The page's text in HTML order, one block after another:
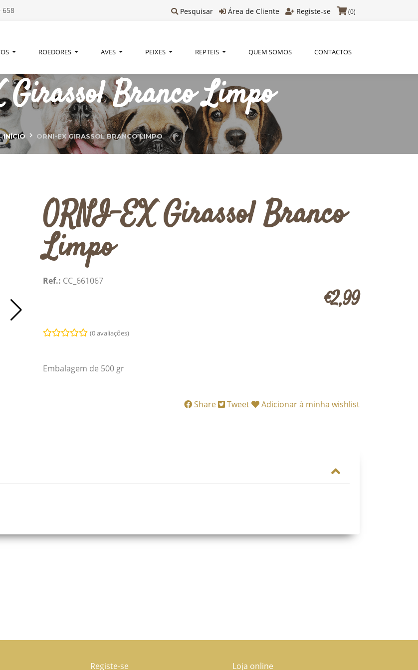
658 Pesquisar Área de Cliente Registe-se (0)
ROEDORES AVES PEIXES REPTEIS QUEM SOMOS CONTACTOS
Branco Limpo
INÍCIO ORNI-EX GIRASSOL BRANCO LIMPO
ORNI-EX Girassol Branco
Limpo
Ref.: CC_661067
€2,99
(0 avaliações)
Embalagem de 500 gr
Share Tweet Adicionar à minha wishlist
Registe-se Loja online